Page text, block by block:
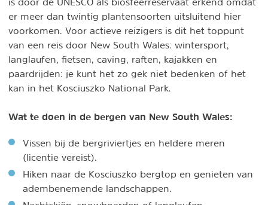
er meer dan twintig plantensoorten uitsluitend hier
voorkomen. Voor actieve reizigers is dit het toppunt
van een reis door New South Wales: wintersport,
langlaufen, fietsen, caving, raften, kajakken en
paardrijden: je kunt het zo gek niet bedenken of het
kan in het Kosciuszko National Park.
Wat te doen in de bergen van New South Wales:
Vissen bij de bergriviertjes en heldere meren
(licentie vereist).
Hiken naar de Kosciuszko bergtop en genieten van
adembenemende landschappen.